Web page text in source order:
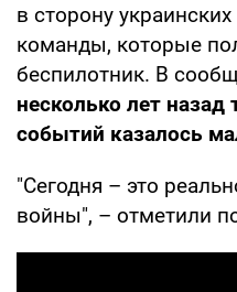
в сторону
команды, которые
беспилотник. В
несколько лет назад
событий казалось
"Сегодня – это
войны", – отметили